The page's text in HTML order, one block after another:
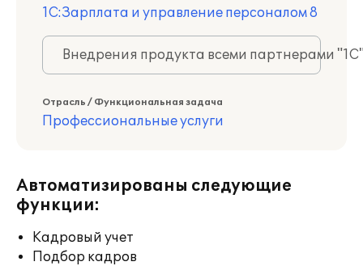
1С:Зарплата и управление персоналом 8
Внедрения продукта всеми партнерами
Отрасль / Функциональная задача
Профессиональные услуги
Автоматизированы следующие
функции:
Кадровый учет
Подбор кадров